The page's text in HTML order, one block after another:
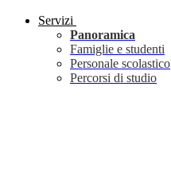
Servizi
Panoramica
Famiglie e studenti
Personale scolastico
Percorsi di studio